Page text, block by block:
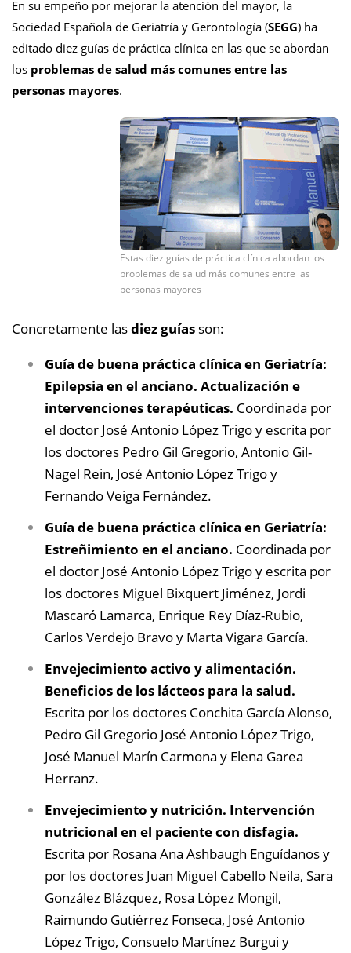
En su empeño por mejorar la atención del mayor, la
Sociedad Española de Geriatría y Gerontología (SEGG) ha
editado diez guías de práctica clínica en las que se abordan
los problemas de salud más comunes entre las
personas mayores.
Estas diez guías de práctica clínica abordan los
problemas de salud más comunes entre las
personas mayores
Concretamente lasdiez guías son:
Guía de buena práctica clínica en Geriatría:
Epilepsia en el anciano. Actualización e
intervenciones terapéuticas. Coordinada por
el doctor José Antonio López Trigo y escrita por
los doctores Pedro Gil Gregorio, Antonio Gil-
Nagel Rein, José Antonio López Trigo y
Fernando Veiga Fernández.
Guía de buena práctica clínica en Geriatría:
Estreñimiento en el anciano. Coordinada por
el doctor José Antonio López Trigo y escrita por
los doctores Miguel Bixquert Jiménez, Jordi
Mascaró Lamarca, Enrique Rey Díaz-Rubio,
Carlos Verdejo Bravo y Marta Vigara García.
Envejecimiento activo y alimentación.
Beneficios de los lácteos para la salud.
Escrita por los doctores Conchita García Alonso,
Pedro Gil Gregorio José Antonio López Trigo,
José Manuel Marín Carmona y Elena Garea
Herranz.
Envejecimiento y nutrición. Intervención
nutricional en el paciente con disfagia.
Escrita por Rosana Ana Ashbaugh Enguídanos y
por los doctores Juan Miguel Cabello Neila, Sara
González Blázquez, Rosa López Mongil,
Raimundo Gutiérrez Fonseca, José Antonio
López Trigo, Consuelo Martínez Burgui y